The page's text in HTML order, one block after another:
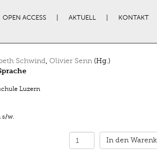
OPEN ACCESS AKTUELL KONTAKT
Schwind, Olivier Senn(Hg.)
Luzern
s/w.
In den